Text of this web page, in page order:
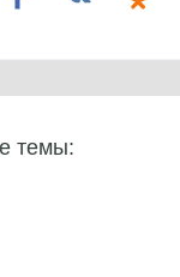
темы: